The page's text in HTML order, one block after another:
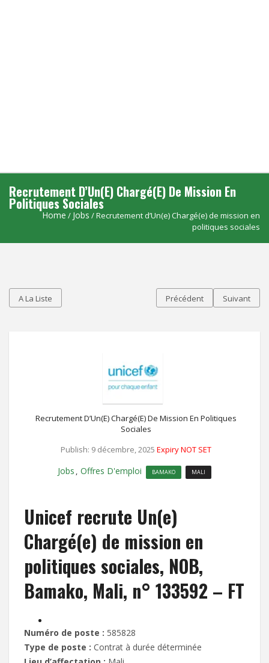
Recrutement D’Un(e) Chargé(e) De Mission En
Politiques Sociales
Home / Jobs / Recrutement d’Un(e) Chargé(e) de mission en
politiques sociales
A La Liste Précédent Suivant
Recrutement D’Un(e) Chargé(e) De Mission En Politiques
Sociales
Publish: 9 décembre, 2025 Expiry NOT SET
Jobs Offres D'emploi BAMAKO MALI
Unicef recrute Un(e)
Chargé(e) de mission en
politiques sociales, NOB,
Bamako, Mali, n° 133592 – FT
Numéro de poste : 585828
Type de poste : Contrat à durée déterminée